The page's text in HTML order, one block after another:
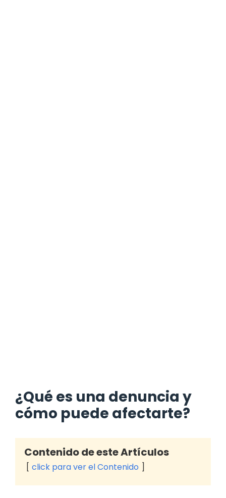
¿Qué es una denuncia y
cómo puede afectarte?
Contenido de este Artículos
click para ver el Contenido